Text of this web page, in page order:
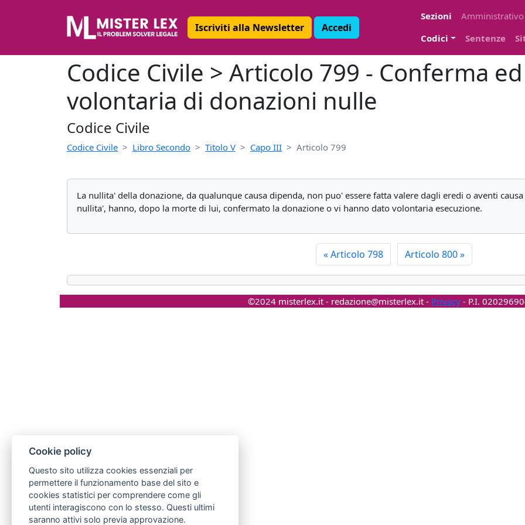
Iscriviti alla Newsletter Accedi
Sezioni
Amministrativo
Codici
Sentenze
Codice Civile > Articolo 799 - Conferma
volontaria di donazioni nulle
Codice Civile
Codice Civile Libro Secondo Titolo V Capo III Articolo 799
La nullita' della donazione, da qualunque causa dipenda, non puo' essere fatta valere dagli eredi o aventi
nullita', hanno, dopo la morte di lui, confermato la donazione o vi hanno dato volontaria esecuzione.
«Articolo 798 Articolo 800»
©2024 misterlex.it - redazione@misterlex.it- Privacy- P.I.
Cookie policy
Questo sito utilizza cookies essenziali per
permettere il funzionamento base del sito e
cookies statistici per comprendere come gli
utenti interagiscono con lo stesso. Questi ultimi
saranno attivi solo previa approvazione.